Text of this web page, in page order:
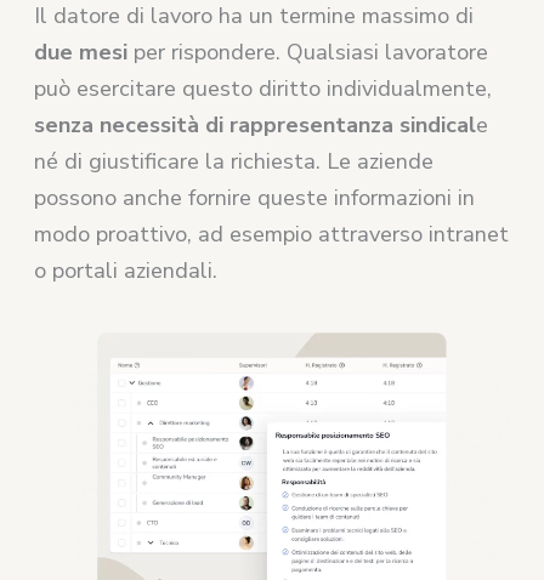
Il datore di lavoro ha un termine massimo di
due mesi per rispondere. Qualsiasi lavoratore
può esercitare questo diritto individualmente,
senza necessità di rappresentanza sindicale
né di giustificare la richiesta. Le aziende
possono anche fornire queste informazioni in
modo proattivo, ad esempio attraverso intranet
o portali aziendali.